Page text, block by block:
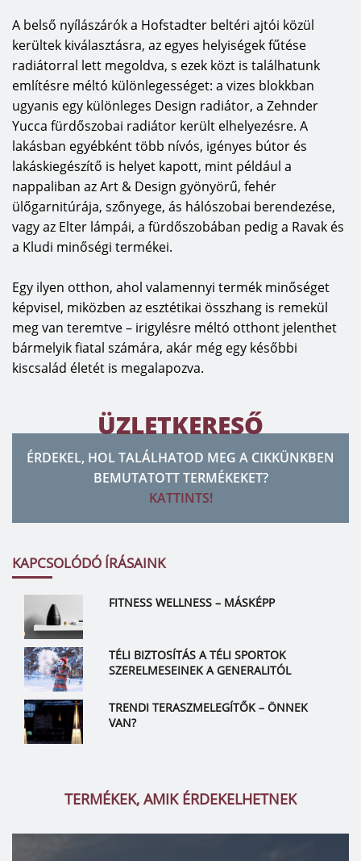
A belső nyílászárók a Hofstadter beltéri ajtói közül
kerültek kiválasztásra, az egyes helyiségek fűtése
radiátorral lett megoldva, s ezek közt is találhatunk
említésre méltó különlegességet: a vizes blokkban
ugyanis egy különleges Design radiátor, a Zehnder
Yucca fürdőszobai radiátor került elhelyezésre. A
lakásban egyébként több nívós, igényes bútor és
lakáskiegészítő is helyet kapott, mint például a
nappaliban az Art & Design gyönyörű, fehér
ülőgarnitúrája, szőnyege, ás hálószobai berendezése,
vagy az Elter lámpái, a fürdőszobában pedig a Ravak és
a Kludi minőségi termékei.
Egy ilyen otthon, ahol valamennyi termék minőséget
képvisel, miközben az esztétikai összhang is remekül
meg van teremtve – irigylésre méltó otthont jelenthet
bármelyik fiatal számára, akár még egy későbbi
kiscsalád életét is megalapozva.
ÜZLETKERESŐ
ÉRDEKEL, HOL TALÁLHATOD MEG A CIKKÜNKBEN
BEMUTATOTT TERMÉKEKET?
KATTINTS!
KAPCSOLÓDÓ ÍRÁSAINK
FITNESS WELLNESS – MÁSKÉPP
TÉLI BIZTOSÍTÁS A TÉLI SPORTOK
SZERELMESEINEK A GENERALITÓL
TRENDI TERASZMELEGÍTŐK – ÖNNEK
VAN?
TERMÉKEK, AMIK ÉRDEKELHETNEK